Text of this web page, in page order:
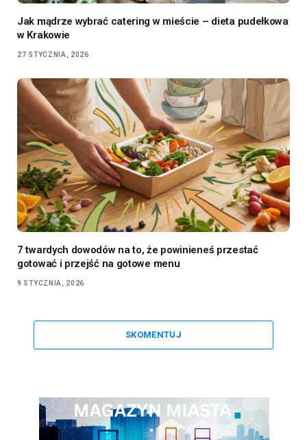
Jak mądrze wybrać catering w mieście – dieta pudełkowa
w Krakowie
27 STYCZNIA, 2026
7 twardych dowodów na to, że powinieneś przestać
gotować i przejść na gotowe menu
9 STYCZNIA, 2026
SKOMENTUJ